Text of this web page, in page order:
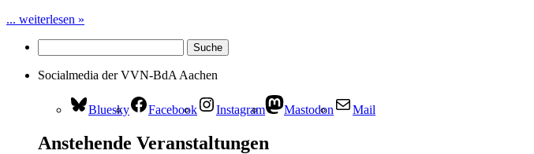
... weiterlesen »
Socialmedia der VVN-BdA Aachen
Bluesky Facebook Instagram Mastodon Mail
Anstehende Veranstaltungen